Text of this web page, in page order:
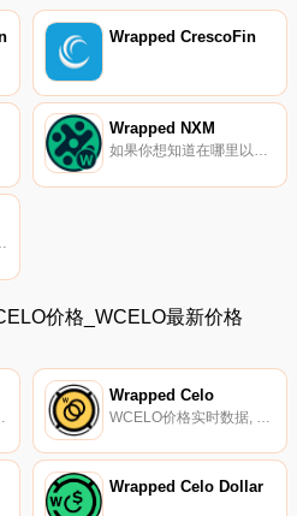
Wrapped CrescoFin
Wrapped NXM
如果你想知道在哪里以当前价格购买Wrapped NXM,目前交易{Wrapped NXM]股票的顶级加密货币交易所是Binance、OKX、CoinW、Bitrue和Bitget。您可以在我们的加密货币交易所页面上找到其他列表.
继续开发技术,以分散我们所知的互联网,并克服世界各地的审查制度.
价格_WCELO最新价格
Wrapped Celo
Wrapped Celo Dollar